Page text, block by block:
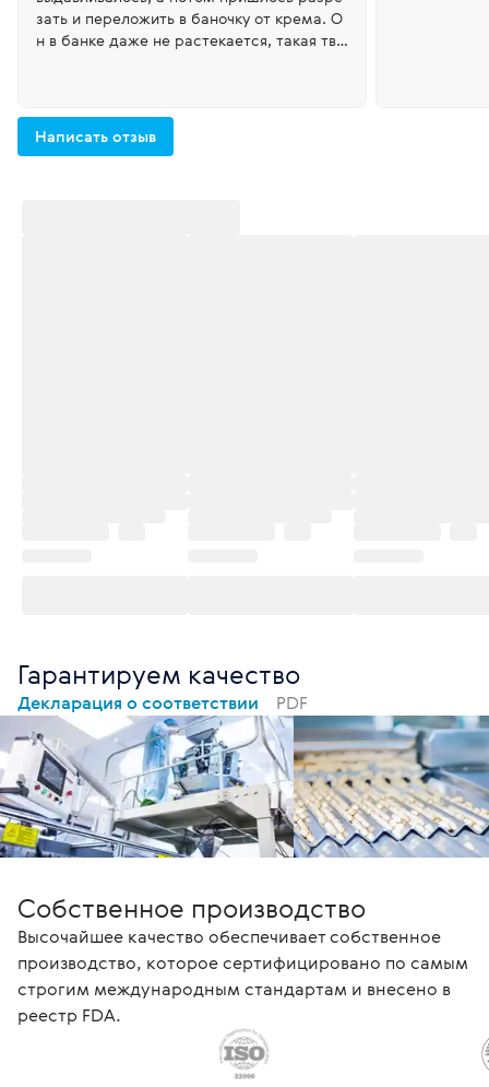
зать и переложить в баночку от крема. О
н в банке даже не растекается, такая тво
много осталось, скорее всего куплю опят
ь, когда закончится
Написать отзыв
Гарантируем качество
Декларация о соответствии PDF
Собственное производство
Высочайшее качество обеспечивает собственное
производство, которое сертифицировано по самым
строгим международным стандартам и внесено в
реестр FDA.